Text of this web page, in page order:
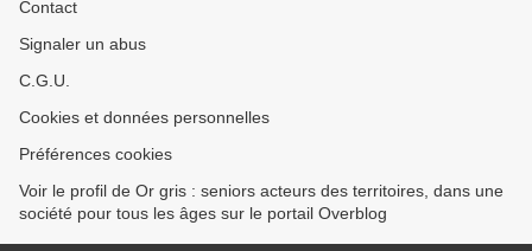
Contact
Signaler un abus
C.G.U.
Cookies et données personnelles
Préférences cookies
Voir le profil de Or gris : seniors acteurs des territoires, dans une
société pour tous les âges sur le portail Overblog